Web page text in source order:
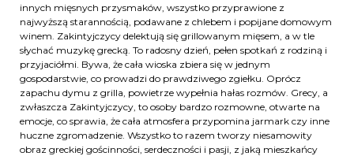
innych mięsnych przysmaków, wszystko przyprawione z
najwyższą starannością, podawane z chlebem i popijane domowym
winem. Zakintyjczycy delektują się grillowanym mięsem, a w tle
słychać muzykę grecką. To radosny dzień, pełen spotkań z rodziną i
przyjaciółmi. Bywa, że cała wioska zbiera się w jednym
gospodarstwie, co prowadzi do prawdziwego zgiełku. Oprócz
zapachu dymu z grilla, powietrze wypełnia hałas rozmów. Grecy, a
zwłaszcza Zakintyjczycy, to osoby bardzo rozmowne, otwarte na
emocje, co sprawia, że cała atmosfera przypomina jarmark czy inne
huczne zgromadzenie. Wszystko to razem tworzy niesamowity
obraz greckiej gościnności, serdeczności i pasji, z jaką mieszkańcy